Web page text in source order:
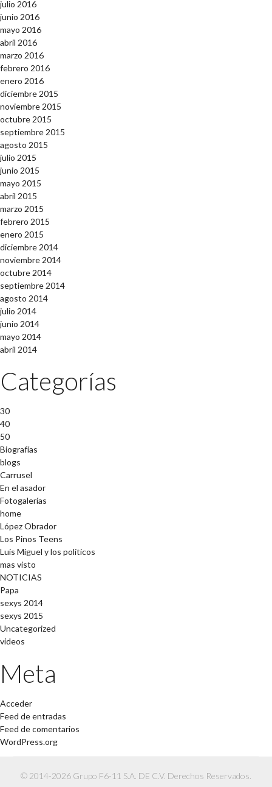
julio 2016
junio 2016
mayo 2016
abril 2016
marzo 2016
febrero 2016
enero 2016
diciembre 2015
noviembre 2015
octubre 2015
septiembre 2015
agosto 2015
julio 2015
junio 2015
mayo 2015
abril 2015
marzo 2015
febrero 2015
enero 2015
diciembre 2014
noviembre 2014
octubre 2014
septiembre 2014
agosto 2014
julio 2014
junio 2014
mayo 2014
abril 2014
Categorías
30
40
50
Biografías
blogs
Carrusel
En el asador
Fotogalerías
home
López Obrador
Los Pinos Teens
Luis Miguel y los políticos
mas visto
NOTICIAS
Papa
sexys 2014
sexys 2015
Uncategorized
videos
Meta
Acceder
Feed de entradas
Feed de comentarios
WordPress.org
© 2014-2026 Grupo F6-11 S.A. DE C.V. Derechos Reservados.